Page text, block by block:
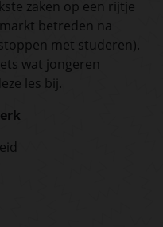
zaken op een rijtje
betreden na
met studeren).
wat jongeren
les bij.